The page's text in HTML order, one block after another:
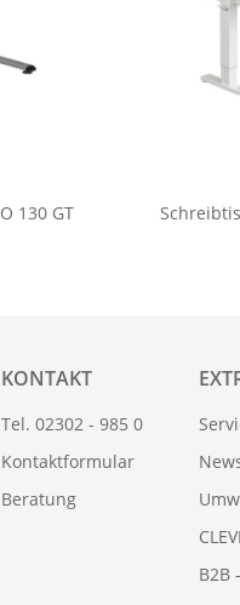
KONTAKT
Tel. 02302 - 985 0
Kontaktformular
Beratung
B2B